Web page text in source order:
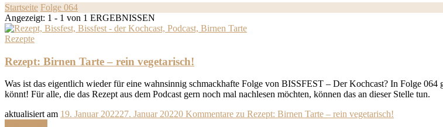
Startseite Folge 064
Angezeigt: 1 - 1 von 1 ERGEBNISSEN
Rezepte
Rezept: Birnen Tarte – rein vegetarisch!
Was ist das eigentlich wieder für eine wahnsinnig schmackhafte Folge von BISSFEST – Der Kochcast? In Folge 064
könnt! Für alle, die das Rezept aus dem Podcast gern noch mal nachlesen möchten, können das an dieser Stelle tun.
aktualisiert am 19. Januar 202227. Januar 20220 Kommentare zu Rezept: Birnen Tarte – rein vegetarisch!